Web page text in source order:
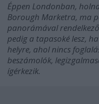
Éppen Londonban,
Borough Marketra, ma
panorámával
pedig a tapasoké lesz,
helyre, ahol nincs
beszámolók,
ígérkezik.